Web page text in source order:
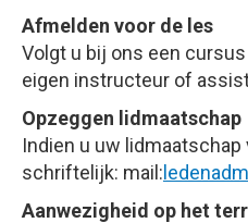
Afmelden voor de les
Volgt u bij ons een
eigen instructeur of
Opzeggen lidmaatschap
Indien u uw
schriftelijk: mail:
Aanwezigheid op het